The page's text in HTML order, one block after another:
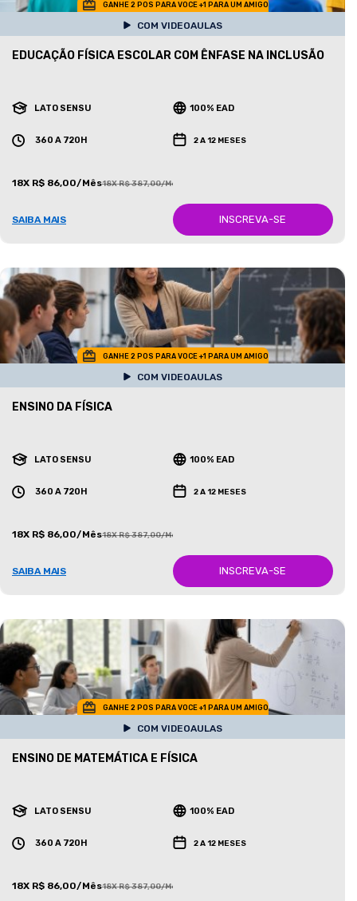
GANHE 2 POS PARA VOCE +1 PARA UM AMIGO
COM VIDEOAULAS
EDUCAÇÃO FÍSICA ESCOLAR COM ÊNFASE NA INCLUSÃO
LATO SENSU 100% EAD
360 A 720H 2 A 12 MESES
18X R$ 86,00/Mês18X R$ 387,00/Mês
SAIBA MAIS INSCREVA-SE
GANHE 2 POS PARA VOCE +1 PARA UM AMIGO
COM VIDEOAULAS
ENSINO DA FÍSICA
LATO SENSU 100% EAD
360 A 720H 2 A 12 MESES
18X R$ 86,00/Mês18X R$ 387,00/Mês
SAIBA MAIS INSCREVA-SE
GANHE 2 POS PARA VOCE +1 PARA UM AMIGO
COM VIDEOAULAS
ENSINO DE MATEMÁTICA E FÍSICA
LATO SENSU 100% EAD
360 A 720H 2 A 12 MESES
18X R$ 86,00/Mês18X R$ 387,00/Mês